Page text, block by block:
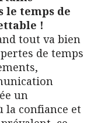
le temps de
!
tout va bien
de temps
un
confiance et